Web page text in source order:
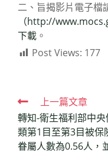
二、旨揭影片電子檔
（http://
下載 。
Post Views: 177
Read
more
articles
上一篇文章
轉知-衛生福利部中
類第1目至第3目被保
眷屬人數為0.56人，